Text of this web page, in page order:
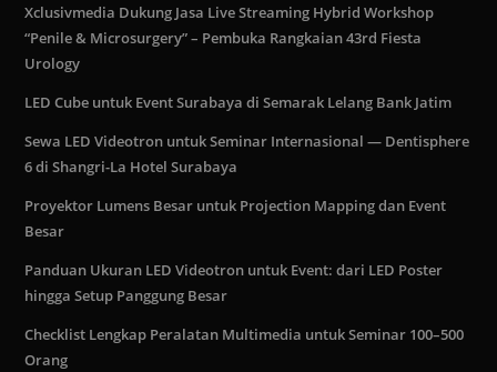
Xclusivmedia Dukung Jasa Live Streaming Hybrid Workshop
“Penile & Microsurgery” – Pembuka Rangkaian 43rd Fiesta
Urology
LED Cube untuk Event Surabaya di Semarak Lelang Bank Jatim
Sewa LED Videotron untuk Seminar Internasional — Dentisphere
6 di Shangri-La Hotel Surabaya
Proyektor Lumens Besar untuk Projection Mapping dan Event
Besar
Panduan Ukuran LED Videotron untuk Event: dari LED Poster
hingga Setup Panggung Besar
Checklist Lengkap Peralatan Multimedia untuk Seminar 100–500
Orang